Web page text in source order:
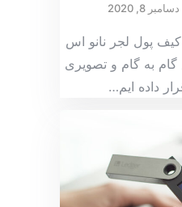
دسامبر 8, 2020
پول لجر نانو اس
آموزش گام به گام و تصویری
داده ایم…